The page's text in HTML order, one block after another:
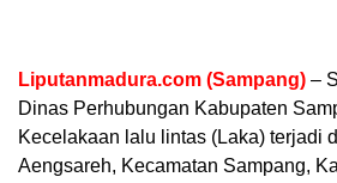
Liputanmadura.com (Sampang) –
Dinas Perhubungan Kabupaten
Kecelakaan lalu lintas (Laka) terjadi
Aengsareh, Kecamatan Sampang,